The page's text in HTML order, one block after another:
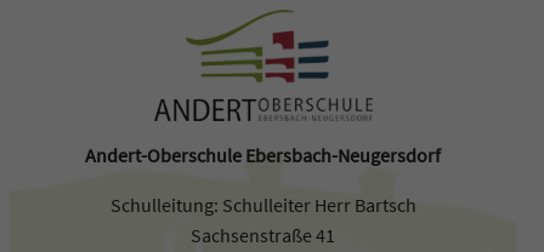
Andert-Oberschule Ebersbach-Neugersdorf
Schulleitung: Schulleiter Herr Bartsch
Sachsenstraße 41